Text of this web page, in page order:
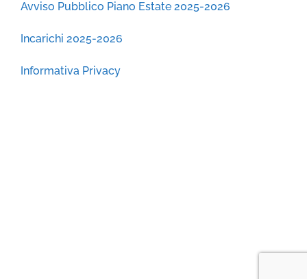
Avviso Pubblico Piano Estate 2025-2026
Incarichi 2025-2026
Informativa Privacy